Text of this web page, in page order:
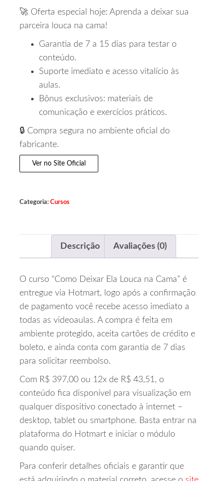
🚀 Oferta especial hoje: Aprenda a deixar sua
parceira louca na cama!
Garantia de 7 a 15 dias para testar o
conteúdo.
Suporte imediato e acesso vitalício às
aulas.
Bônus exclusivos: materiais de
comunicação e exercícios práticos.
🔒 Compra segura no ambiente oficial do
fabricante.
Ver no Site Oficial
Categoria: Cursos
Descrição Avaliações (0)
O curso “Como Deixar Ela Louca na Cama” é
entregue via Hotmart, logo após a confirmação
de pagamento você recebe acesso imediato a
todas as videoaulas. A compra é feita em
ambiente protegido, aceita cartões de crédito e
boleto, e ainda conta com garantia de 7 dias
para solicitar reembolso.
Com R$ 397,00 ou 12x de R$ 43,51, o
conteúdo fica disponível para visualização em
qualquer dispositivo conectado à internet –
desktop, tablet ou smartphone. Basta entrar na
plataforma do Hotmart e iniciar o módulo
quando quiser.
Para conferir detalhes oficiais e garantir que